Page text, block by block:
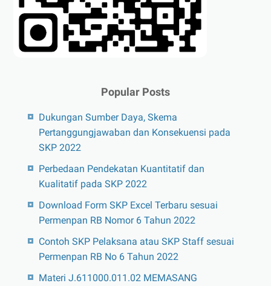
Popular Posts
Dukungan Sumber Daya, Skema
Pertanggungjawaban dan Konsekuensi pada
SKP 2022
Perbedaan Pendekatan Kuantitatif dan
Kualitatif pada SKP 2022
Download Form SKP Excel Terbaru sesuai
Permenpan RB Nomor 6 Tahun 2022
Contoh SKP Pelaksana atau SKP Staff sesuai
Permenpan RB No 6 Tahun 2022
Materi J.611000.011.02 MEMASANG